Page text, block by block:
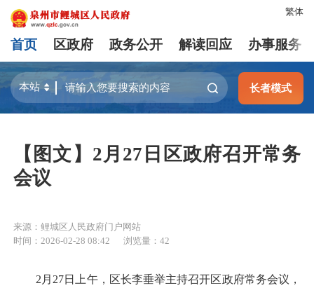
繁体
首页 区政府 政务公开 解读回应 办事服务
长者模式
【图文】2月27日区政府召开常务
会议
来源：鲤城区人民政府门户网站
时间：2026-02-28 08:42
浏览量： 42
2月27日上午，区长李垂举主持召开区政府常务会议，